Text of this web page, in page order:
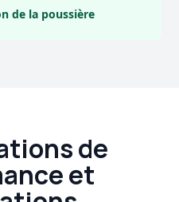
de la poussière
de
et